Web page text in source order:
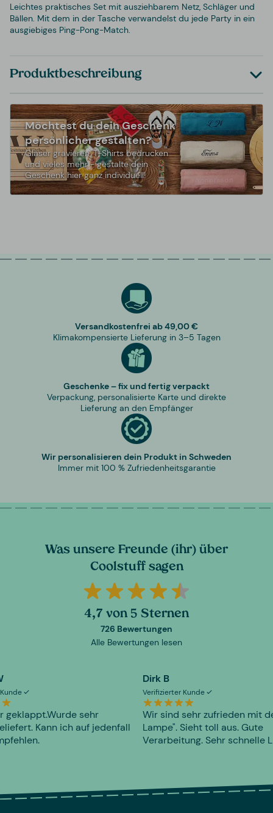
Leichtes praktisches Set mit ausziehbarem Netz, Schläger und
Bällen. Mit dem in der Tasche verwandelst du jede Party in ein
ausgiebiges Ping-Pong-Match.
Produktbeschreibung
Möchtest du dein Geschenk
persönlicher gestalten?
Gläser gravieren, T-Shirts bedrucken
und vieles mehr - gestalte dein
Geschenk hier ganz individuell!
Versandkostenfrei ab 49,00 €
Klimakompensierte Lieferung in 3–5 Tagen
Geschenke – fix und fertig verpackt
Verpackung, personalisierte Karte und direkte
Lieferung an den Empfänger
Wir personalisieren dein Produkt in Schweden
Immer mit 100 % Zufriedenheitsgarantie
Was unsere Freunde (ihr) über
Coolstuff sagen
4,7 von 5 Sternen
726 Bewertungen
Alle Bewertungen lesen
geklappt.Wurde sehr
Kann ich auf jedenfall
Dirk B
Verifizierter Kunde
Wir sind sehr zufrieden mit
Lampe". Sieht toll aus. Gute
Verarbeitung. Sehr schnelle